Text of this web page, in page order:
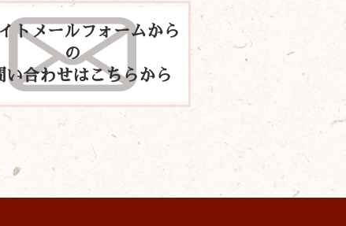
トメールフォームから
の
い合わせはこちらから